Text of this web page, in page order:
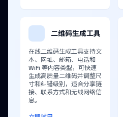
二维码生成工具
在线二维码生成工具支持文
本、网址、邮箱、电话和
WiFi 等内容类型，可快速
生成高质量二维码并调整尺
寸和纠错级别，适合分享链
接、联系方式和无线网络信
息。